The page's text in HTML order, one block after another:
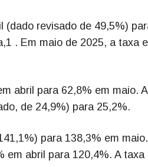
(dado revisado de 49,5%)
. Em maio de 2025, a taxa
abril para 62,8% em maio.
de 24,9%) para 25,2%.
para 138,3% em
em abril para 120,4%. A taxa